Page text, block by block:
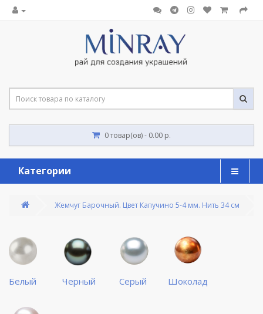
0 товар(ов) - 0.00 р.
Категории
Жемчуг Барочный. Цвет Капучино 5-4 мм. Нить 34 см
Белый Черный Серый Шоколад